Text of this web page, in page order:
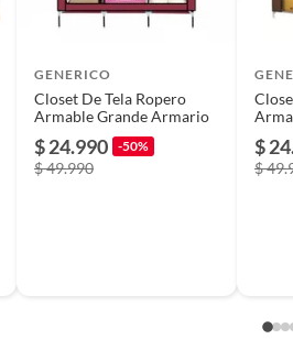
GENERICO
Closet De Tela Ropero
Armable Grande Armario
$ 24.990 -50%
$ 49.990
$
$